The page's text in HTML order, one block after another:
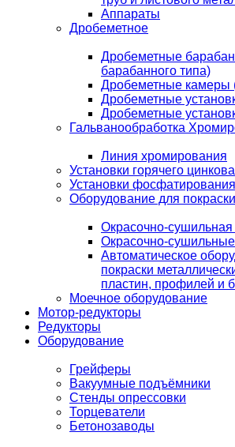
Аппараты
Дробеметное
Дробеметные
барабанного типа)
Дробеметные камеры
Дробеметные
Дробеметные
Гальванообработка
Линия хромирования
Установки горячего
Установки
Оборудование для покраски
Окрасочно-сушильная
Окрасочно-
Автоматическое
покраски
пластин, профилей и
Моечное оборудование
Мотор-редукторы
Редукторы
Оборудование
Грейферы
Вакуумные подъёмники
Стенды опрессовки
Торцеватели
Бетонозаводы